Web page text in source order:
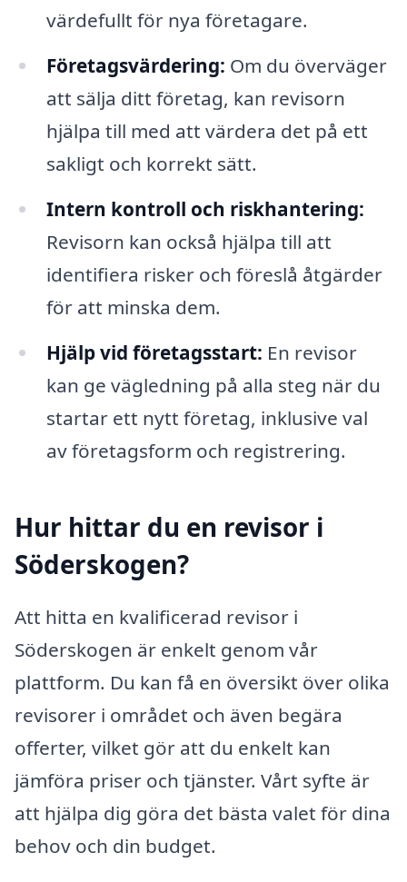
värdefullt för nya företagare.
Företagsvärdering: Om du överväger
att sälja ditt företag, kan revisorn
hjälpa till med att värdera det på ett
sakligt och korrekt sätt.
Intern kontroll och riskhantering:
Revisorn kan också hjälpa till att
identifiera risker och föreslå åtgärder
för att minska dem.
Hjälp vid företagsstart: En revisor
kan ge vägledning på alla steg när du
startar ett nytt företag, inklusive val
av företagsform och registrering.
Hur hittar du en revisor i
Söderskogen?
Att hitta en kvalificerad revisor i
Söderskogen är enkelt genom vår
plattform. Du kan få en översikt över olika
revisorer i området och även begära
offerter, vilket gör att du enkelt kan
jämföra priser och tjänster. Vårt syfte är
att hjälpa dig göra det bästa valet för dina
behov och din budget.